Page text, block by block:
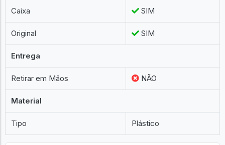
Caixa SIM
Original SIM
Entrega
Retirar em Mãos NÃO
Material
Tipo Plástico